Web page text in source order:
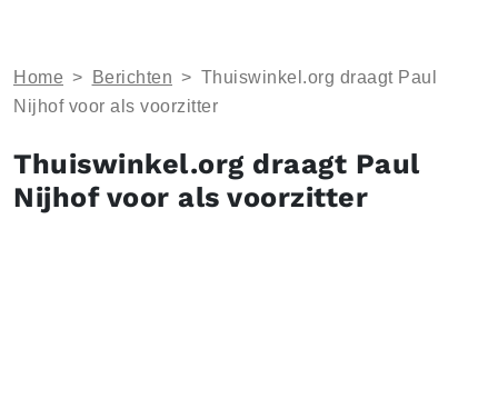
Home > Berichten > Thuiswinkel.org draagt Paul
Nijhof voor als voorzitter
Thuiswinkel.org draagt Paul
Nijhof voor als voorzitter